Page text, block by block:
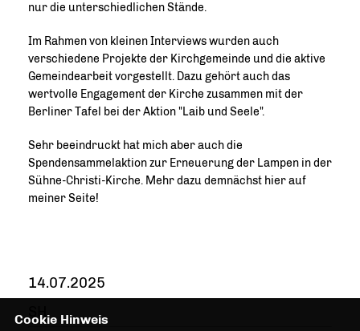
nur die unterschiedlichen Stände.
Im Rahmen von kleinen Interviews wurden auch
verschiedene Projekte der Kirchgemeinde und die aktive
Gemeindearbeit vorgestellt. Dazu gehört auch das
wertvolle Engagement der Kirche zusammen mit der
Berliner Tafel bei der Aktion "Laib und Seele".
Sehr beeindruckt hat mich aber auch die
Spendensammelaktion zur Erneuerung der Lampen in der
Sühne-Christi-Kirche. Mehr dazu demnächst hier auf
meiner Seite!
14.07.2025
SH
Cookie Hinweis